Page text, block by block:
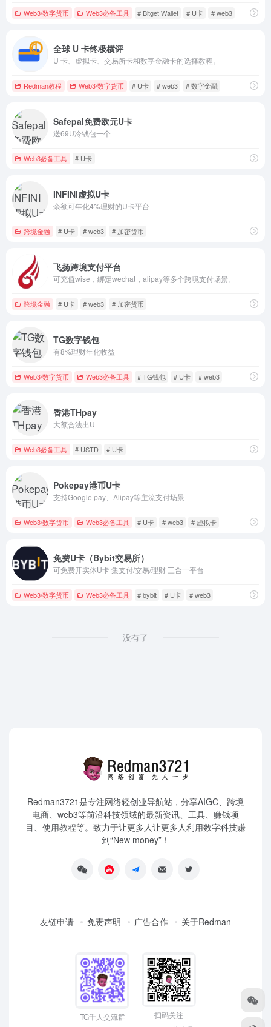
Web3/数字货币 Web3必备工具 # Bitget Wallet # U卡 # web3
全球 U 卡终极横评
U 卡、虚拟卡、交易所卡和数字金融卡的选择教程。
Redman教程 Web3/数字货币 # U卡 # web3 # 数字金融
Safepal免费欧元U卡
送69U冷钱包一个
Web3必备工具 # U卡
INFINI虚拟U卡
余额可年化4%理财的U卡平台
跨境金融 # U卡 # web3 # 加密货币
飞扬跨境支付平台
可充值wise，绑定wechat，alipay等多个跨境支付场景。
跨境金融 # U卡 # web3 # 加密货币
TG数字钱包
有8%理财年化收益
Web3/数字货币 Web3必备工具 # TG钱包 # U卡 # web3
香港THpay
大额合法出U
Web3必备工具 # USTD # U卡
Pokepay港币U卡
支持Google pay、Alipay等主流支付场景
Web3/数字货币 Web3必备工具 # U卡 # web3 # 虚拟卡
免费U卡（Bybit交易所）
可免费开实体U卡 集支付/交易/理财 三合一平台
Web3/数字货币 Web3必备工具 # bybit # U卡 # web3
没有了
Redman3721是专注网络轻创业导航站，分享AIGC、跨境
电商、web3等前沿科技领域的最新资讯、工具、赚钱项
目、使用教程等。致力于让更多人让更多人利用数字科技赚
到“New money”！
友链申请 免责声明 广告合作 关于Redman
TG千人交流群
扫码关注